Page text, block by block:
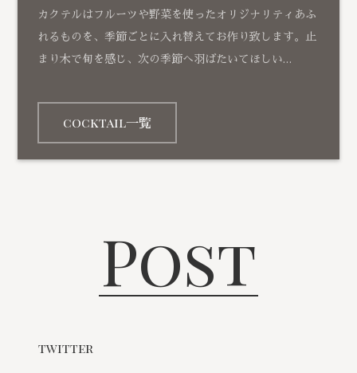
カクテルはフルーツや野菜を使ったオリジナリティあふ
れるものを、季節ごとに入れ替えてお作り致します。止
まり木で旬を感じ、次の季節へ羽ばたいてほしい…
cocktail一覧
Post
twitter